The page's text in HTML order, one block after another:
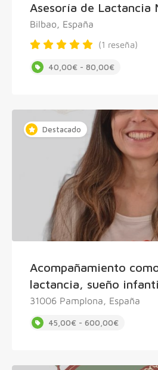
Asesoría de Lactancia
Bilbao, España
(1 reseña)
40,00€ - 80,00€
Destacado
Acompañamiento
lactancia, sueño
31006 Pamplona, España
45,00€ - 600,00€